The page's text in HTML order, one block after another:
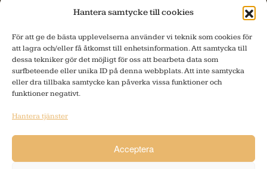
Hantera samtycke till cookies
För att ge de bästa upplevelserna använder vi teknik som cookies för
att lagra och/eller få åtkomst till enhetsinformation. Att samtycka till
dessa tekniker gör det möjligt för oss att bearbeta data som
surfbeteende eller unika ID på denna webbplats. Att inte samtycka
eller dra tillbaka samtycke kan påverka vissa funktioner och
funktioner negativt.
Hantera tjänster
Acceptera
Bilder
PRODUKTER
Produktinfo
KONTAKT